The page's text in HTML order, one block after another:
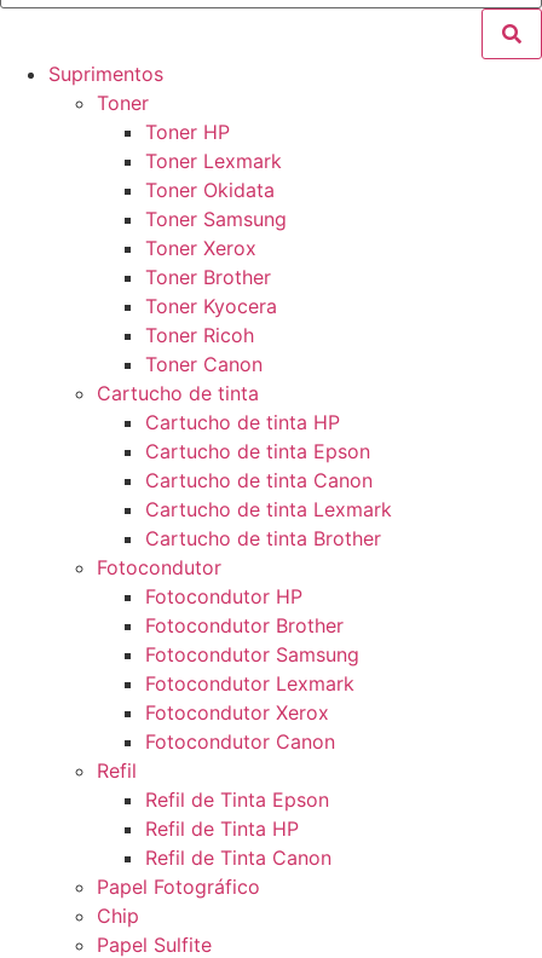
Suprimentos
Toner
Toner HP
Toner Lexmark
Toner Okidata
Toner Samsung
Toner Xerox
Toner Brother
Toner Kyocera
Toner Ricoh
Toner Canon
Cartucho de tinta
Cartucho de tinta HP
Cartucho de tinta Epson
Cartucho de tinta Canon
Cartucho de tinta Lexmark
Cartucho de tinta Brother
Fotocondutor
Fotocondutor HP
Fotocondutor Brother
Fotocondutor Samsung
Fotocondutor Lexmark
Fotocondutor Xerox
Fotocondutor Canon
Refil
Refil de Tinta Epson
Refil de Tinta HP
Refil de Tinta Canon
Papel Fotográfico
Chip
Papel Sulfite